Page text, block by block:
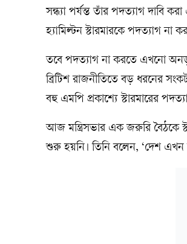
সন্ধ্যা পর্যন্ত তাঁর পদত্যাগ দাবি
হ্যামিল্টন স্টারমারকে পদত্যাগ না
তবে পদত্যাগ না করতে এখনো অনড়
ব্রিটিশ রাজনীতিতে বড় ধরনের
বহু এমপি প্রকাশ্যে স্টারমারের
আজ মন্ত্রিসভার এক জরুরি বৈঠকে
শুরু হয়নি। তিনি বলেন, ‘দেশ এখন